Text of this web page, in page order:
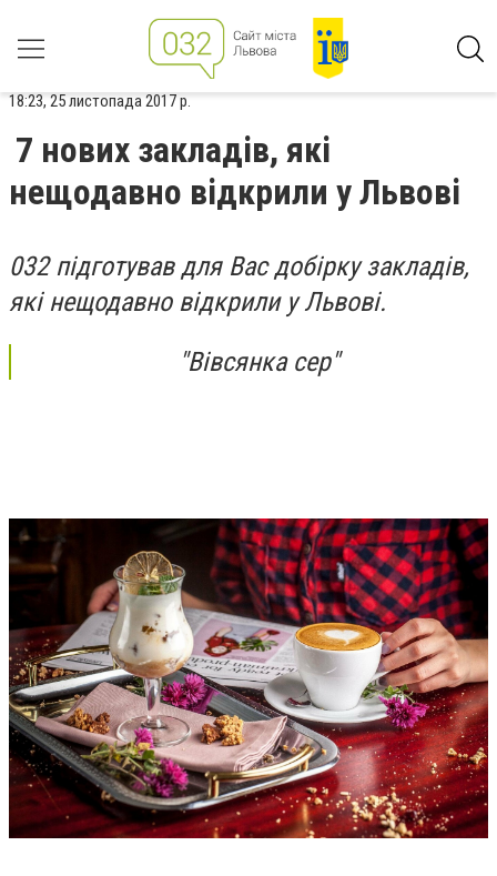
18:23, 25 листопада 2017 р.
7 нових закладів, які
нещодавно відкрили у Львові
032 підготував для Вас добірку закладів,
які нещодавно відкрили у Львові.
"Вівсянка сер"